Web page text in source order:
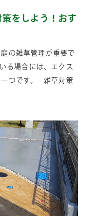
をしよう！おす
の雑草管理が重要で
る場合には、エクス
一つです。 雑草対策